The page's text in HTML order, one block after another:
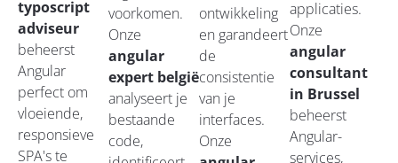
typoscript
adviseur
beheerst
Angular
perfect om
vloeiende,
responsieve
SPA's te
voorkomen.
Onze
angular
expert belgië
analyseert je
bestaande
code,
ontwikkeling
en garandeert
de
consistentie
van je
interfaces.
Onze
applicaties.
Onze
angular
consultant
in Brussel
beheerst
Angular-
services,